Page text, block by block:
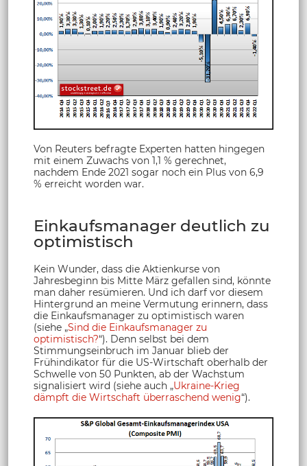
Von Reuters befragte Experten hatten hingegen
mit einem Zuwachs von 1,1 % gerechnet,
nachdem Ende 2021 sogar noch ein Plus von 6,9
% erreicht worden war.
Einkaufsmanager deutlich zu
optimistisch
Kein Wunder, dass die Aktienkurse von
Jahresbeginn bis Mitte März gefallen sind, könnte
man daher resümieren. Und ich darf vor diesem
Hintergrund an meine Vermutung erinnern, dass
die Einkaufsmanager zu optimistisch waren
(siehe „Sind die Einkaufsmanager zu
optimistisch?“). Denn selbst bei dem
Stimmungseinbruch im Januar blieb der
Frühindikator für die US-Wirtschaft oberhalb der
Schwelle von 50 Punkten, ab der Wachstum
signalisiert wird (siehe auch „Ukraine-Krieg
dämpft die Wirtschaft überraschend wenig“).